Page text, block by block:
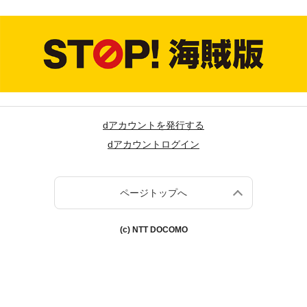
dアカウントを発行する
dアカウントログイン
ページトップへ
(c) NTT DOCOMO